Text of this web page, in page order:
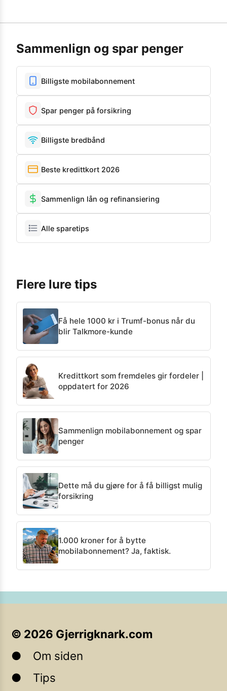
Sammenlign og spar penger
Billigste mobilabonnement
Spar penger på forsikring
Billigste bredbånd
Beste kredittkort 2026
Sammenlign lån og refinansiering
Alle sparetips
Flere lure tips
Få hele 1000 kr i Trumf-bonus når du
blir Talkmore-kunde
Kredittkort som fremdeles gir fordeler |
oppdatert for 2026
Sammenlign mobilabonnement og spar
penger
Dette må du gjøre for å få billigst mulig
forsikring
1.000 kroner for å bytte
mobilabonnement? Ja, faktisk.
© 2026 Gjerrigknark.com
Om siden
Tips